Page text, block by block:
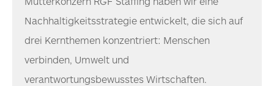
Nachhaltigkeitsstrategie entwickelt, die sich auf
drei Kernthemen konzentriert: Menschen
verbinden, Umwelt und
verantwortungsbewusstes Wirtschaften.